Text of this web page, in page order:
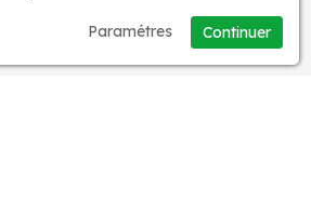
Vous pouvez vous aider
si besoin.
Continuer
Paramétres